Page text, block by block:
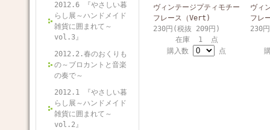
2012.6 『やさしい暮
らし展～ハンドメイド
雑貨に囲まれて～
vol.3』
2012.2.春のおくりも
の～ブロカントと音楽
の奏で～
2012.1 『やさしい暮
らし展～ハンドメイド
雑貨に囲まれて～
vol.2』
ヴィンテージプティモチー
フレース（Vert)
230円(税抜 209円)
在庫 1 点
購入数
点
ヴィ
フレ
230